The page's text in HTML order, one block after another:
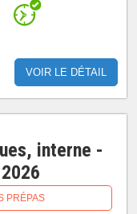
VOIR LE DÉTAIL
interne -
PRÉPAS